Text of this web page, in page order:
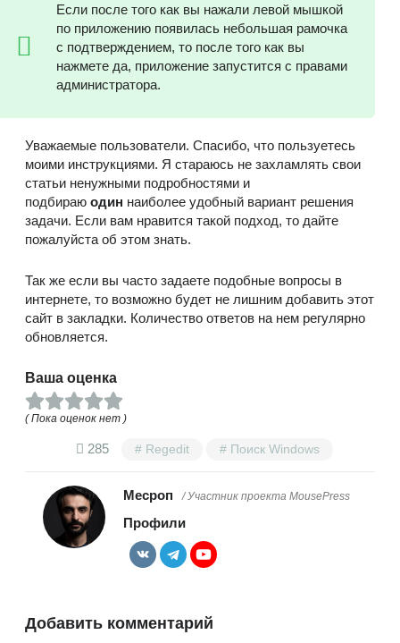
Если после того как вы нажали левой мышкой
по приложению появилась небольшая рамочка
с подтверждением, то после того как вы
нажмете да, приложение запустится с правами
администратора.
Уважаемые пользователи. Спасибо, что пользуетесь
моими инструкциями. Я стараюсь не захламлять свои
статьи ненужными подробностями и
подбираю один наиболее удобный вариант решения
задачи. Если вам нравится такой подход, то дайте
пожалуйста об этом знать.
Так же если вы часто задаете подобные вопросы в
интернете, то возможно будет не лишним добавить этот
сайт в закладки. Количество ответов на нем регулярно
обновляется.
Ваша оценка
( Пока оценок нет )
285 Regedit Поиск Windows
Месроп / Участник проекта MousePress
Профили
Добавить комментарий